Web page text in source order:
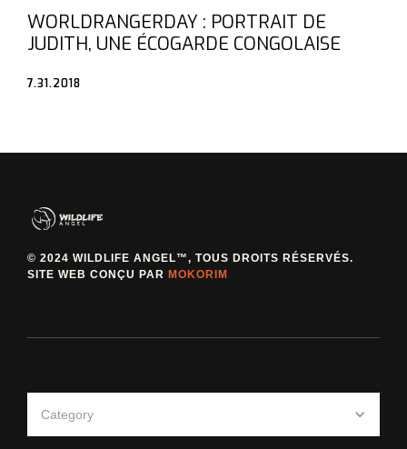
WORLDRANGERDAY : PORTRAIT DE
JUDITH, UNE ÉCOGARDE CONGOLAISE
7.31.2018
© 2024 WILDLIFE ANGEL™, TOUS DROITS RÉSERVÉS.
SITE WEB CONÇU PAR MOKORIM
Category